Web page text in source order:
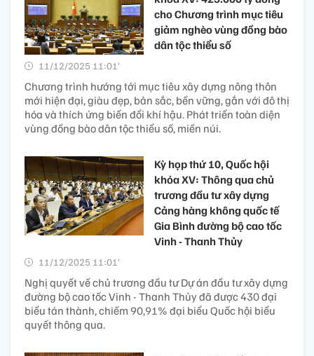
cho Chương trình mục tiêu
giảm nghèo vùng đồng bào
dân tộc thiểu số
11/12/2025 11:01’
Chương trình hướng tới mục tiêu xây dựng nông thôn
mới hiện đại, giàu đẹp, bản sắc, bền vững, gắn với đô thị
hóa và thích ứng biến đổi khí hậu. Phát triển toàn diện
vùng đồng bào dân tộc thiểu số, miền núi.
Kỳ họp thứ 10, Quốc hội
khóa XV: Thông qua chủ
trương đầu tư xây dựng
Cảng hàng không quốc tế
Gia Bình đường bộ cao tốc
Vinh - Thanh Thủy
11/12/2025 11:01’
Nghị quyết về chủ trương đầu tư Dự án đầu tư xây dựng
đường bộ cao tốc Vinh - Thanh Thủy đã được 430 đại
biểu tán thành, chiếm 90,91% đại biểu Quốc hội biểu
quyết thông qua.